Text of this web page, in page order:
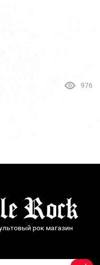
976
рок магазин